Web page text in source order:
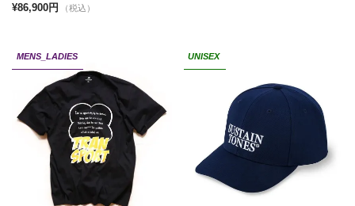
¥86,900円 （税込）
MENS_LADIES UNISEX